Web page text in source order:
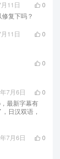
11日
0
复下吗？
11日
0
0
7月6日
0
最新字幕有
日汉双语，
7月6日
0